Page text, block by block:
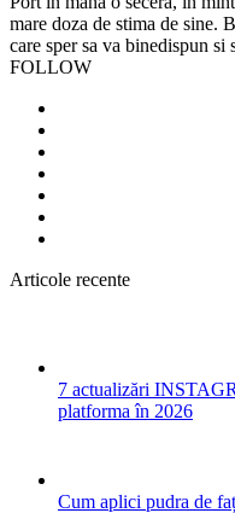
mare doza de stima de sine.
care sper sa va binedispun
FOLLOW
Articole recente
7 actualizări
platforma în 2026
Cum aplici pudra de